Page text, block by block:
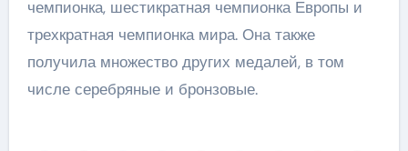
чемпионка, шестикратная чемпионка Европы и
трехкратная чемпионка мира. Она также
получила множество других медалей, в том
числе серебряные и бронзовые.